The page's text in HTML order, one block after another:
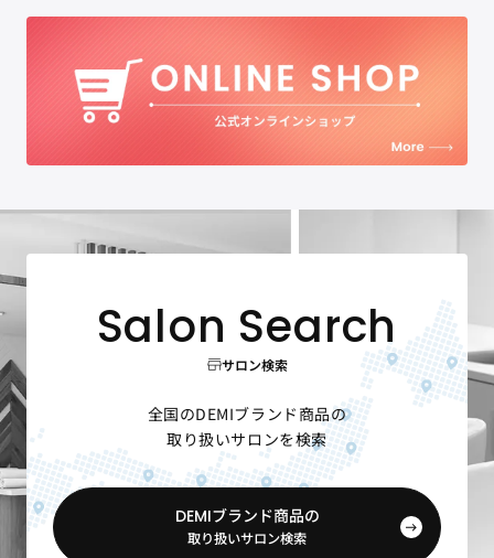
サロン検索
全国のDEMIブランド商品の
取り扱いサロンを検索
DEMIブランド商品の
取り扱いサロン検索